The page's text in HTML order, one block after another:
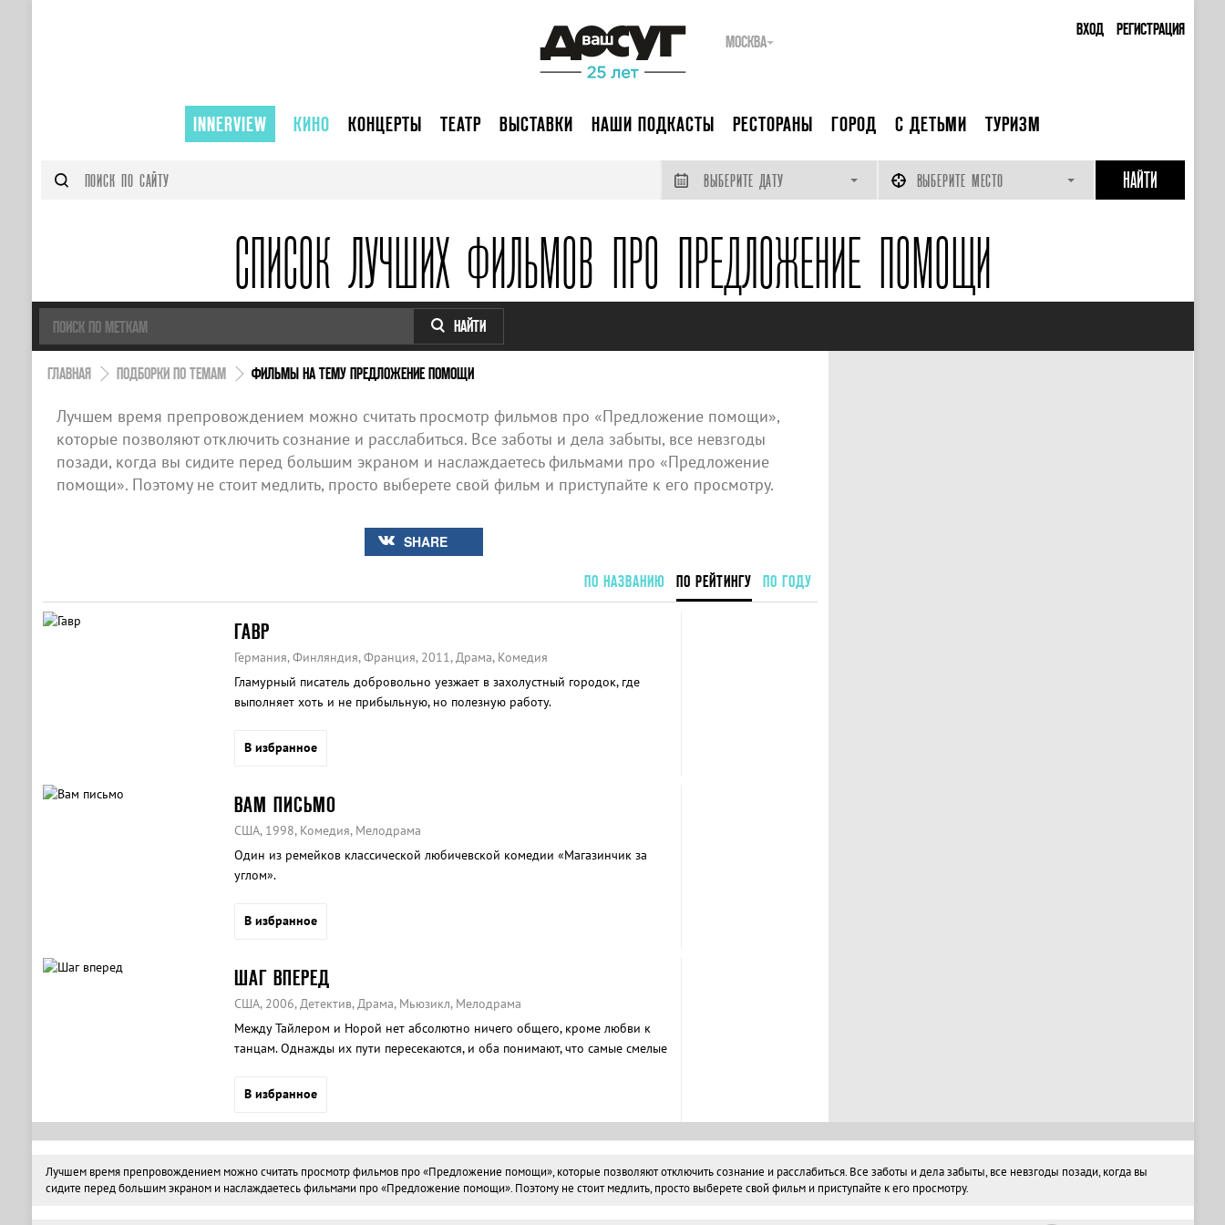
ВХОД РЕГИСТРАЦИЯ
МОСКВА
INNERVIEW КИНО КОНЦЕРТЫ ТЕАТР ВЫСТАВКИ НАШИ ПОДКАСТЫ РЕСТОРАНЫ ГОРОД С ДЕТЬМИ ТУРИЗМ
ВЫБЕРИТЕ ДАТУ ВЫБЕРИТЕ МЕСТО
СПИСОК ЛУЧШИХ ФИЛЬМОВ ПРО ПРЕДЛОЖЕНИЕ ПОМОЩИ
НАЙТИ
ГЛАВНАЯ ПОДБОРКИ ПО ТЕМАМ ФИЛЬМЫ НА ТЕМУ ПРЕДЛОЖЕНИЕ ПОМОЩИ
Лучшем время препровождением можно считать просмотр фильмов про «Предложение помощи»,
которые позволяют отключить сознание и расслабиться. Все заботы и дела забыты, все невзгоды
позади, когда вы сидите перед большим экраном и наслаждаетесь фильмами про «Предложение
помощи». Поэтому не стоит медлить, просто выберете свой фильм и приступайте к его просмотру.
SHARE
ПО НАЗВАНИЮ ПО РЕЙТИНГУ ПО ГОДУ
ГАВР
Германия, Финляндия, Франция, 2011, Драма, Комедия
Гламурный писатель добровольно уезжает в захолустный городок, где
выполняет хоть и не прибыльную, но полезную работу.
В избранное
ВАМ ПИСЬМО
США, 1998, Комедия, Мелодрама
Один из ремейков классической любичевской комедии «Магазинчик за
углом».
В избранное
ШАГ ВПЕРЕД
США, 2006, Детектив, Драма, Мьюзикл, Мелодрама
Между Тайлером и Норой нет абсолютно ничего общего, кроме любви к
танцам. Однажды их пути пересекаются, и оба понимают, что самые смелые
В избранное
Лучшем время препровождением можно считать просмотр фильмов про «Предложение помощи», которые позволяют отключить сознание и расслабиться. Все заботы и дела забыты, все невзгоды позади, когда вы
сидите перед большим экраном и наслаждаетесь фильмами про «Предложение помощи». Поэтому не стоит медлить, просто выберете свой фильм и приступайте к его просмотру.